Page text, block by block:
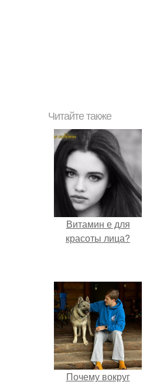
Читайте также
Витамин е для
красоты лица?
Почему вокруг